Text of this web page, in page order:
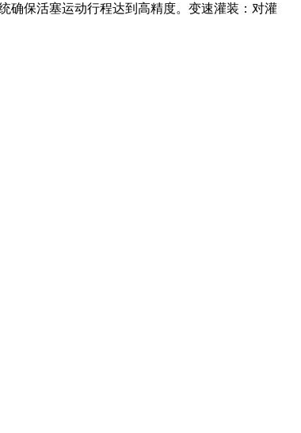
确保活塞运动行程达到高精度。变速灌装：对灌